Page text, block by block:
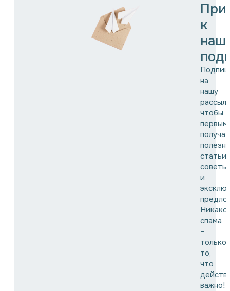
к
на
нашу
чтобы
статьи,
советы
и
спама
–
только
то,
что
важно!